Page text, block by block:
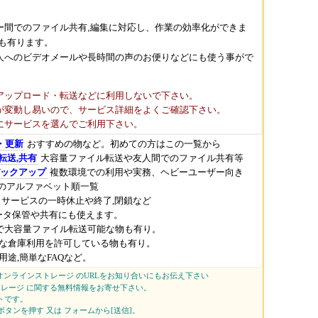
でのファイル共有,編集に対応し、作業の効率化ができま
有ります。
のビデオメールや長時間の声のお便りなどにも使う事がで
プロード・転送などに利用しないで下さい。
動し易いので、サービス詳細をよくご確認下さい。
ービスを選んでご利用下さい。
更新 おすすめの物など。初めての方はこの一覧から
送,共有 大容量ファイル転送や友人間でのファイル共有等
クアップ 複数環境での利用や実務、ヘビーユーザー向き
アルファベット順一覧
サービスの一時休止や終了,閉鎖など
保管や共有にも使えます。
容量ファイル転送可能な物も有り。
庫利用を許可している物も有り。
途,簡単なFAQなど。
ンラインストレージ のURLをお知り合いにもお伝え下さい
ージ に関する無料情報をお寄せ下さい。
す。
ンを押す 又は フォームから[送信]。